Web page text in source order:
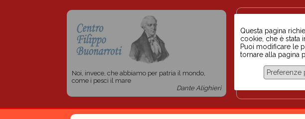
Noi, invece, che abbiamo per patria il mondo,
come i pesci il mare
Dante Alighieri
razzismo
Home
Progetti per le
Questa pagina
cookie, che è stata
Puoi modificare le
tornare alla pagina
Preferenze